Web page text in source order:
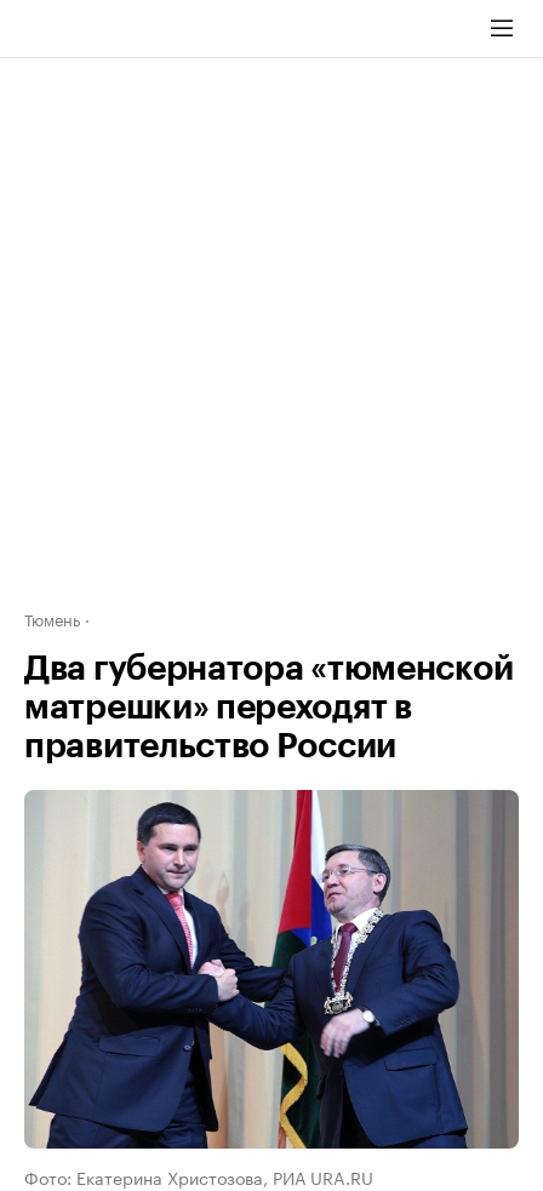
Тюмень
Два губернатора «тюменской
матрешки» переходят в
правительство России
Фото: Екатерина Христозова, РИА URA.RU